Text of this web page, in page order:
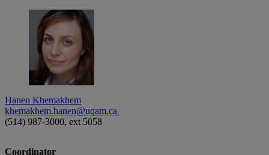
Hanen Khemakhem
khemakhem.hanen@uqam.ca
(514) 987-3000, ext 5058
Coordinator